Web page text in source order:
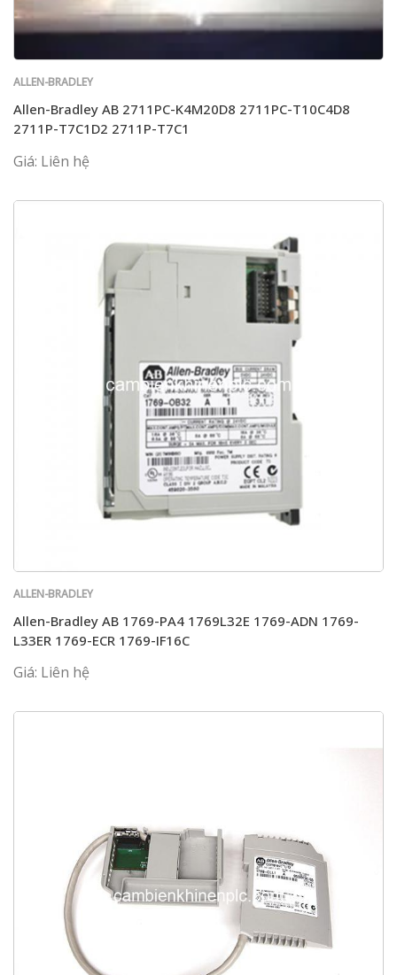
ALLEN-BRADLEY
Allen-Bradley AB 2711PC-K4M20D8 2711PC-T10C4D8
2711P-T7C1D2 2711P-T7C1
Giá: Liên hệ
ALLEN-BRADLEY
Allen-Bradley AB 1769-PA4 1769L32E 1769-ADN 1769-
L33ER 1769-ECR 1769-IF16C
Giá: Liên hệ